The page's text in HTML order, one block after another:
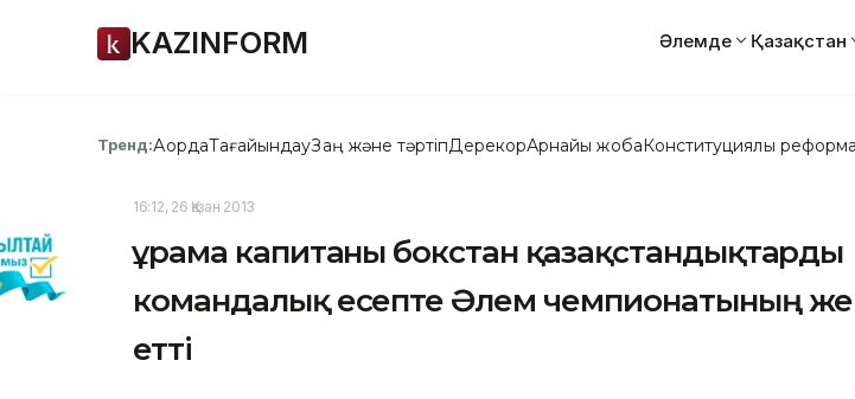
KAZINFORM Әлемде Қазақстан
Тренд:АқордаТағайындауЗаң және тәртіпДерекқорАрнайы жобаКонституциялық реформа
16:12, 26 Қазан 2013
Құрама капитаны бокстан қазақстандықтарды
командалық есепте Әлем чемпионатының
етті